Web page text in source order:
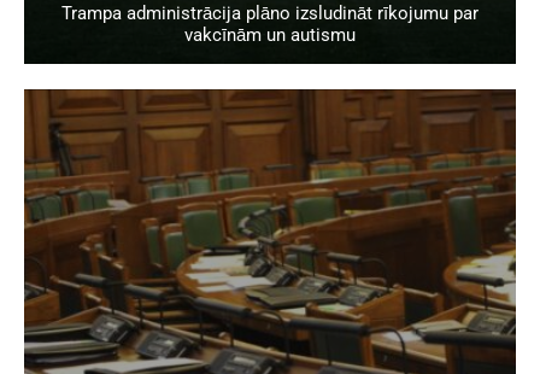
Trampa administrācija plāno izsludināt rīkojumu par
vakcīnām un autismu